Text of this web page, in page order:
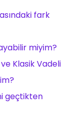
fark
miyim?
Klasik Vadeli
geçtikten